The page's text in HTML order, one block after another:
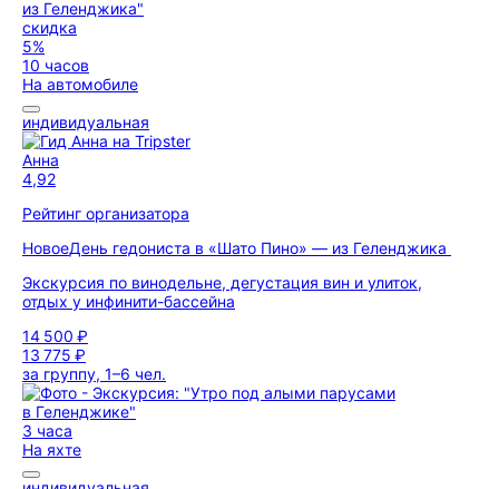
скидка
5%
10 часов
На автомобиле
индивидуальная
Анна
4,92
Рейтинг организатора
НовоеДень гедониста в «Шато Пино» — из Геленджика
Экскурсия по винодельне, дегустация вин и улиток,
отдых у инфинити-бассейна
14 500 ₽
13 775 ₽
за группу, 1–6 чел.
3 часа
На яхте